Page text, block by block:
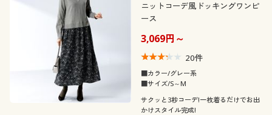
ニットコーデ風ドッキングワンピ
ース
3,069円～
20件
■カラー/グレー系
■サイズ/S～M
サクッと3秒コーデ!一枚着るだけでお出
かけスタイル完成!